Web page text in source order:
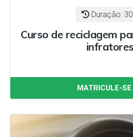
Duração:
Curso de reciclagem
infratores
MATRICULE-SE